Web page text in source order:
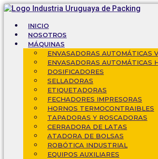
Ir
contenidoINICIO
NOSOTROS
MÁQUINAS
ENVASADORAS AUTOMÁTICAS
ENVASADORAS AUTOMÁTICAS
DOSIFICADORES
SELLADORAS
ETIQUETADORAS
FECHADORES IMPRESORAS
HORNOS TERMOCONTRAIBLES
TAPADORAS Y ROSCADORAS
CERRADORA DE LATAS
ATADORA DE BOLSAS
ROBÓTICA INDUSTRIAL
EQUIPOS AUXILIARES